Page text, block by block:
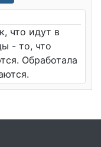
что идут в
- то, что
Обработала